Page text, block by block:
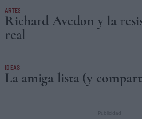
ARTES
Richard Avedon y la
real
IDEAS
La amiga lista (y